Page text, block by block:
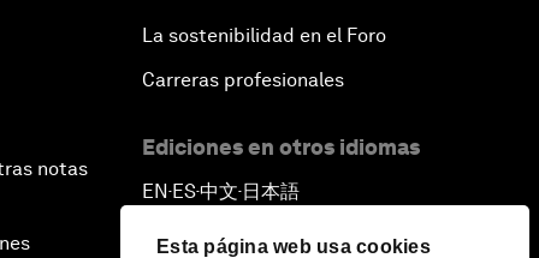
Esta página web usa cookies
notas
La sostenibilidad en el Foro
Carreras profesionales
Ediciones en otros idiomas
EN ▪ ES▪中文▪ 日本語